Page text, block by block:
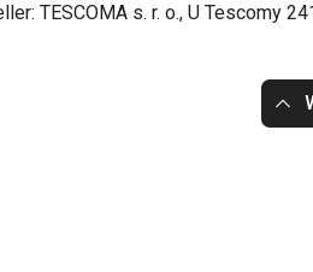
TESCOMA s. r. o., U Tescomy